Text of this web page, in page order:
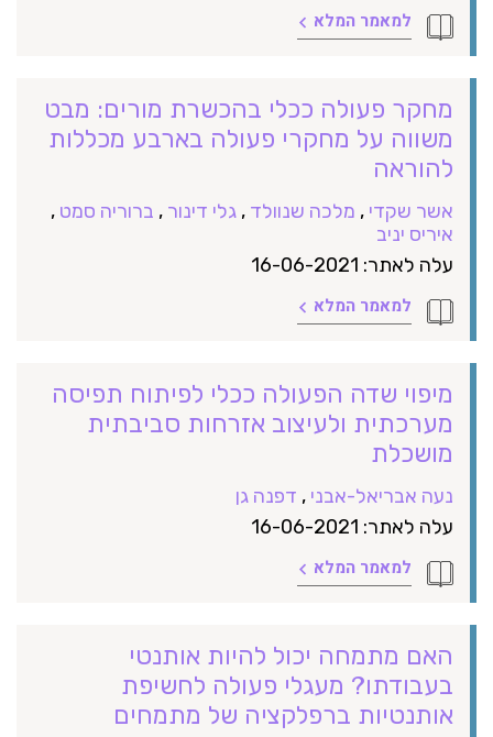
למאמר המלא
מחקר פעולה ככלי בהכשרת מורים: מבט
משווה על מחקרי פעולה בארבע מכללות
להוראה
אשר שקדי , מלכה שנוולד , גלי דינור , ברוריה סמט ,
איריס יניב
עלה לאתר: 16-06-2021
למאמר המלא
מיפוי שדה הפעולה ככלי לפיתוח תפיסה
מערכתית ולעיצוב אזרחות סביבתית
מושכלת
נעה אבריאל-אבני , דפנה גן
עלה לאתר: 16-06-2021
למאמר המלא
האם מתמחה יכול להיות אותנטי
בעבודתו? מעגלי פעולה לחשיפת
אותנטיות ברפלקציה של מתמחים